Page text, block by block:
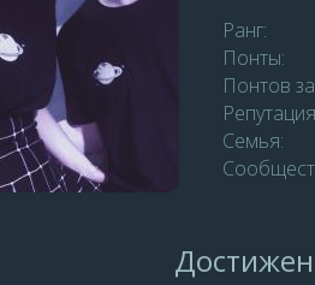
Ранг:
Понты:
Понтов
Семья: